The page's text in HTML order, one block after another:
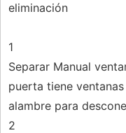
eliminación
1
Separar Manual
puerta tiene
alambre para
2